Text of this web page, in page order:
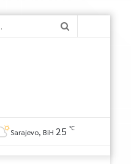
Sarajevo, BiH 25 ℃